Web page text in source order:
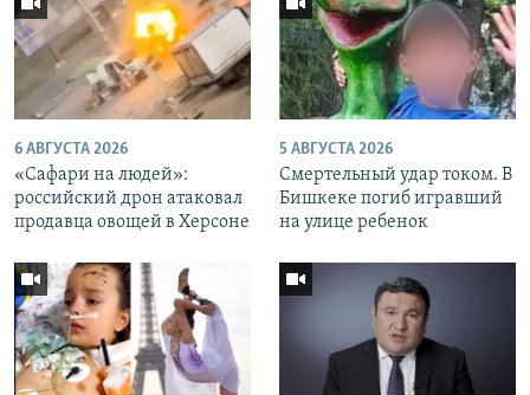
6 АВГУСТА 2026
«Cафари на людей»:
российский дрон атаковал
продавца овощей в Херсоне
5 АВГУСТА 2026
Смертельный удар током. В
Бишкеке погиб игравший
на улице ребенок